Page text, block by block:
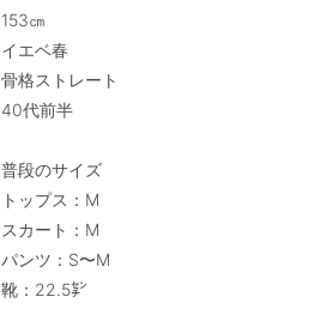
153㎝
イエベ春
骨格ストレート
40代前半
普段のサイズ
トップス：M
スカート：M
パンツ：S〜M
靴：22.5㌢